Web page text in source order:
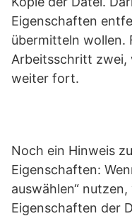
Eigenschaften
übermitteln wollen.
Arbeitsschritt zwei,
weiter fort.
Noch ein Hinweis
Eigenschaften:
auswählen“
Eigenschaften der